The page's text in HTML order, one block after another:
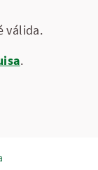
válida.
.